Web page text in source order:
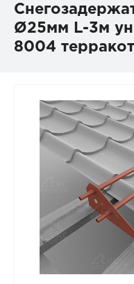
Ø25мм L-3м
8004